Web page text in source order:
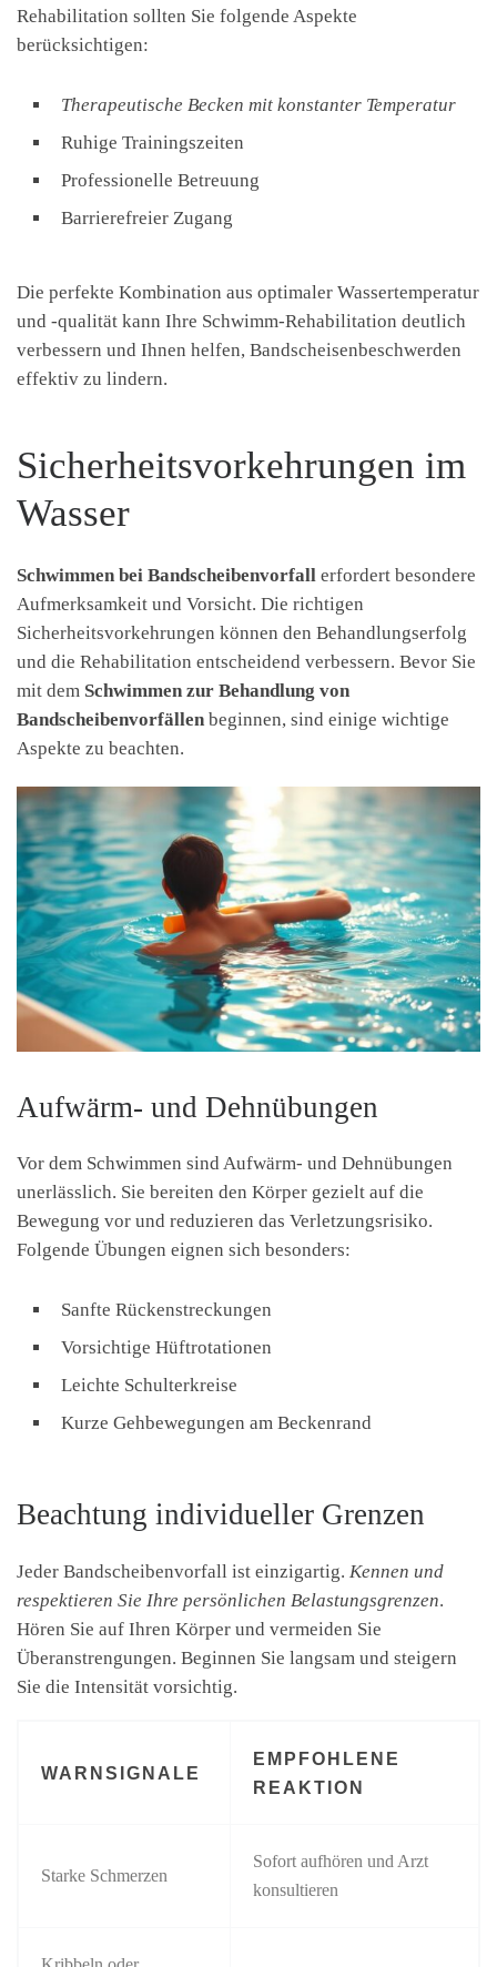
Rehabilitation sollten Sie folgende Aspekte
berücksichtigen:
Therapeutische Becken mit konstanter Temperatur
Ruhige Trainingszeiten
Professionelle Betreuung
Barrierefreier Zugang
Die perfekte Kombination aus optimaler Wassertemperatur
und -qualität kann Ihre Schwimm-Rehabilitation deutlich
verbessern und Ihnen helfen, Bandscheisenbeschwerden
effektiv zu lindern.
Sicherheitsvorkehrungen im
Wasser
Schwimmen bei Bandscheibenvorfall erfordert besondere
Aufmerksamkeit und Vorsicht. Die richtigen
Sicherheitsvorkehrungen können den Behandlungserfolg
und die Rehabilitation entscheidend verbessern. Bevor Sie
mit dem Schwimmen zur Behandlung von
Bandscheibenvorfällen beginnen, sind einige wichtige
Aspekte zu beachten.
Aufwärm- und Dehnübungen
Vor dem Schwimmen sind Aufwärm- und Dehnübungen
unerlässlich. Sie bereiten den Körper gezielt auf die
Bewegung vor und reduzieren das Verletzungsrisiko.
Folgende Übungen eignen sich besonders:
Sanfte Rückenstreckungen
Vorsichtige Hüftrotationen
Leichte Schulterkreise
Kurze Gehbewegungen am Beckenrand
Beachtung individueller Grenzen
Jeder Bandscheibenvorfall ist einzigartig. Kennen und
respektieren Sie Ihre persönlichen Belastungsgrenzen.
Hören Sie auf Ihren Körper und vermeiden Sie
Überanstrengungen. Beginnen Sie langsam und steigern
Sie die Intensität vorsichtig.
WARNSIGNALE
EMPFOHLENE
REAKTION
Starke Schmerzen
Sofort aufhören und Arzt
konsultieren